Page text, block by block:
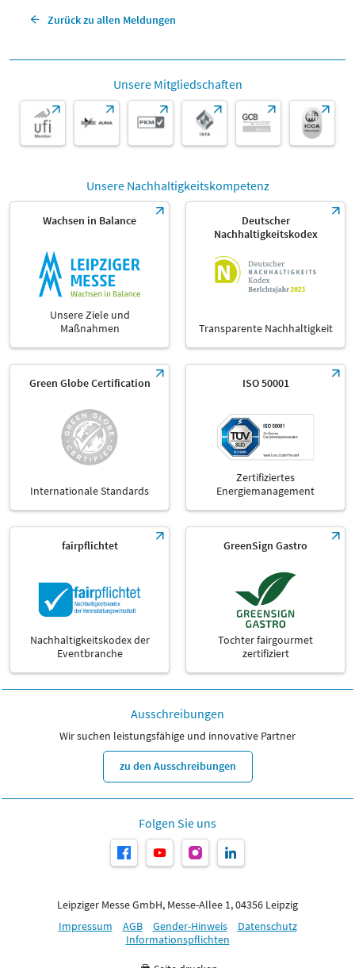
Zurück zu allen Meldungen
Unsere Mitgliedschaften
Unsere Nachhaltigkeitskompetenz
Wachsen in Balance
Unsere Ziele und
Maßnahmen
Deutscher
Nachhaltigkeitskodex
Transparente Nachhaltigkeit
Green Globe Certification
Internationale Standards
ISO 50001
Zertifiziertes
Energiemanagement
fairpflichtet
Nachhaltigkeitskodex der
Eventbranche
GreenSign Gastro
Tochter fairgourmet
zertifiziert
Ausschreibungen
Wir suchen leistungsfähige und innovative Partner
zu den Ausschreibungen
Folgen Sie uns
Leipziger Messe GmbH, Messe-Allee 1, 04356 Leipzig
Impressum
AGB Gender-Hinweis
Datenschutz
Informationspflichten